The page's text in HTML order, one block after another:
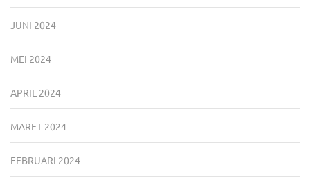
JUNI 2024
MEI 2024
APRIL 2024
MARET 2024
FEBRUARI 2024